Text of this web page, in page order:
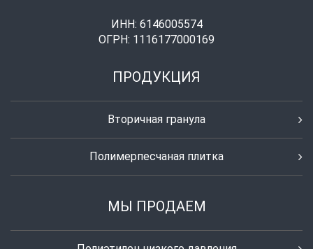
ИНН: 6146005574
ОГРН: 1116177000169
ПРОДУКЦИЯ
Вторичная гранула
Полимерпесчаная плитка
МЫ ПРОДАЕМ